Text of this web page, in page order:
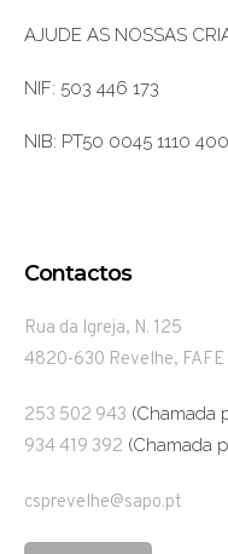
AJUDE AS NOSSAS
NIF: 503 446 173
NIB: PT50 0045 1110
Contactos
Rua da Igreja, N. 125
4820-630 Revelhe, FAFE
253 502 943 (Chamada
934 419 392 (Chamada
csprevelhe@sapo.pt